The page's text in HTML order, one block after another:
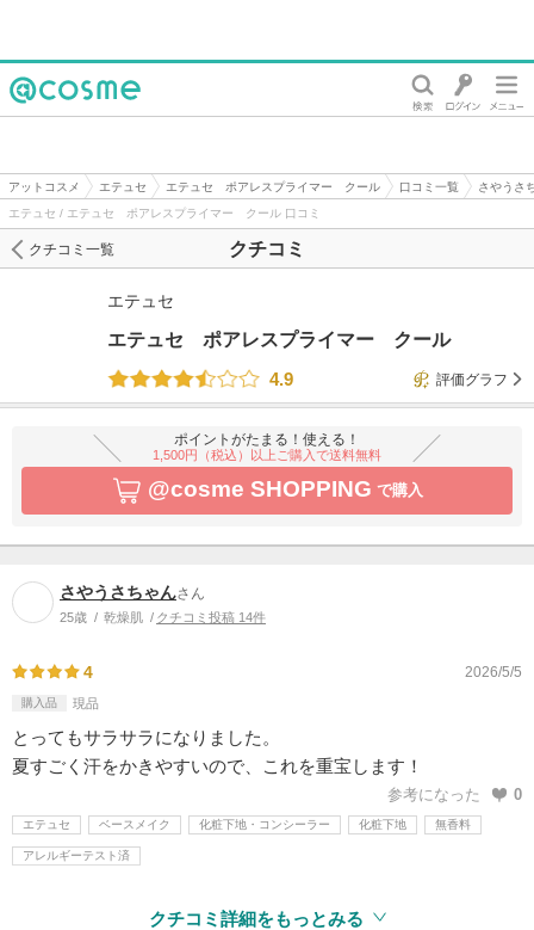
アットコスメ エテュセ エテュセ ポアレスプライマー クール 口コミ一覧
さやうさ
エテュセ / エテュセ ポアレスプライマー クール 口コミ
クチコミ
クチコミ一覧
エテュセ
エテュセ ポアレスプライマー クール
4.9
評価グラフ
ポイントがたまる！使える！
1,500円（税込）以上ご購入で送料無料
@cosme SHOPPING で購入
さやうさちゃんさん
25歳 乾燥肌 クチコミ投稿 14件
4 2026/5/5
購入品 現品
とってもサラサラになりました。
夏すごく汗をかきやすいので、これを重宝します！
参考になった 0
エテュセ ベースメイク 化粧下地・コンシーラー 化粧下地 無香料
アレルギーテスト済
クチコミ詳細をもっとみる